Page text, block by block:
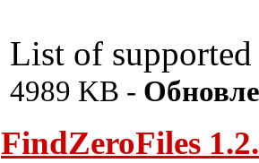
List of
4989 KB -
FindZeroFiles